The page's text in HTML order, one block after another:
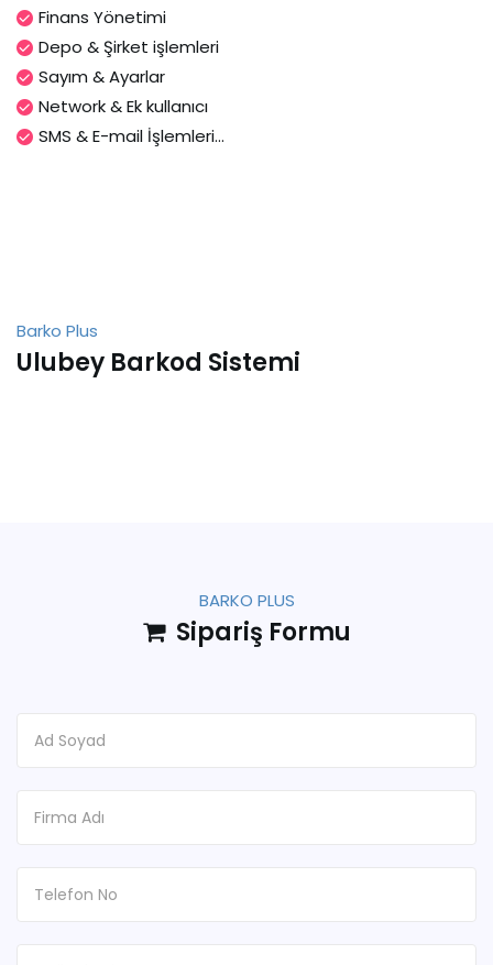
Finans Yönetimi
Depo & Şirket işlemleri
Sayım & Ayarlar
Network & Ek kullanıcı
SMS & E-mail İşlemleri...
Barko Plus
Ulubey Barkod Sistemi
BARKO PLUS
Sipariş Formu